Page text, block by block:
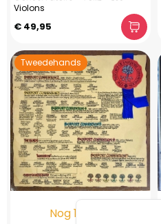
Violons
€ 49,95
Tweedehands
Nog 1 op voorraad